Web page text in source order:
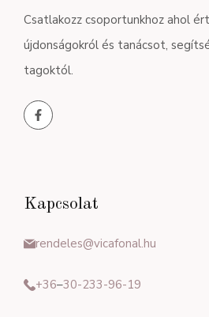
Csatlakozz csoportunkhoz ahol
újdonságokról és tanácsot,
tagoktól.
Kapcsolat
rendeles@vicafonal.hu
+36–30-233-96-19